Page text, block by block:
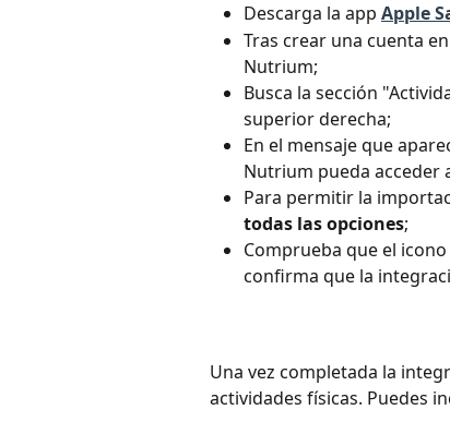
Descarga la app Apple
Tras crear una cuenta
Nutrium;
Busca la sección
superior derecha;
En el mensaje que
Nutrium pueda acceder
Para permitir la
todas las opciones;
Comprueba que el
confirma que la
Una vez completada la
actividades físicas. Puedes